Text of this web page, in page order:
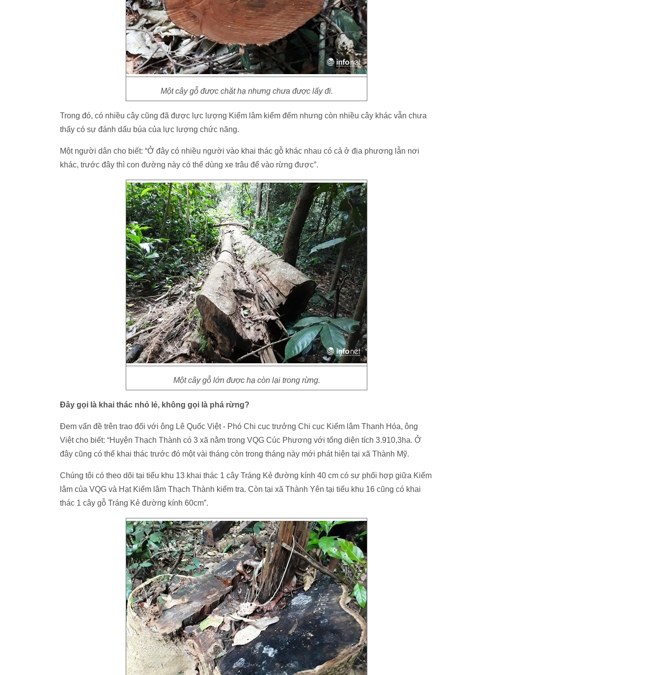
Một cây gỗ được chặt hạ nhưng chưa được lấy đi.
Trong đó, có nhiều cây cũng đã được lực lượng Kiểm lâm kiểm đếm nhưng còn nhiều cây khác vẫn chưa
thấy có sự đánh dấu búa của lực lượng chức năng.
Một người dân cho biết: “Ở đây có nhiều người vào khai thác gỗ khác nhau có cả ở địa phương lẫn nơi
khác, trước đây thì con đường này có thể dùng xe trâu để vào rừng được”.
Một cây gỗ lớn được hạ còn lại trong rừng.
Đây gọi là khai thác nhỏ lẻ, không gọi là phá rừng?
Đem vấn đề trên trao đổi với ông Lê Quốc Việt - Phó Chi cục trưởng Chi cục Kiểm lâm Thanh Hóa, ông
Việt cho biết: “Huyện Thạch Thành có 3 xã nằm trong VQG Cúc Phương với tổng diện tích 3.910,3ha. Ở
đây cũng có thể khai thác trước đó một vài tháng còn trong tháng này mới phát hiện tại xã Thành Mỹ.
Chúng tôi có theo dõi tại tiểu khu 13 khai thác 1 cây Tráng Kẻ đường kính 40 cm có sự phối hợp giữa Kiểm
lâm của VQG và Hạt Kiểm lâm Thạch Thành kiểm tra. Còn tại xã Thành Yên tại tiểu khu 16 cũng có khai
thác 1 cây gỗ Tráng Kẻ đường kính 60cm”.